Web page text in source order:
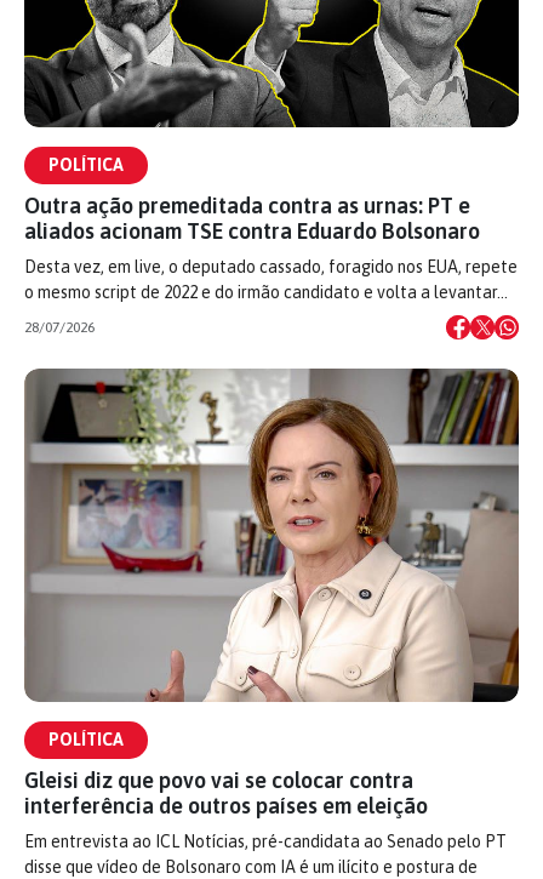
POLÍTICA
Outra ação premeditada contra as urnas: PT e
aliados acionam TSE contra Eduardo Bolsonaro
Desta vez, em live, o deputado cassado, foragido nos EUA, repete
o mesmo script de 2022 e do irmão candidato e volta a levantar…
28/07/2026
POLÍTICA
Gleisi diz que povo vai se colocar contra
interferência de outros países em eleição
Em entrevista ao ICL Notícias, pré-candidata ao Senado pelo PT
disse que vídeo de Bolsonaro com IA é um ilícito e postura de